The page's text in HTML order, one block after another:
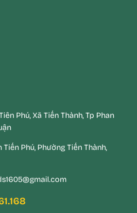
Phú, Xã Tiến Thành, Tp Phan
Tiến Phú, Phường Tiến Thành,